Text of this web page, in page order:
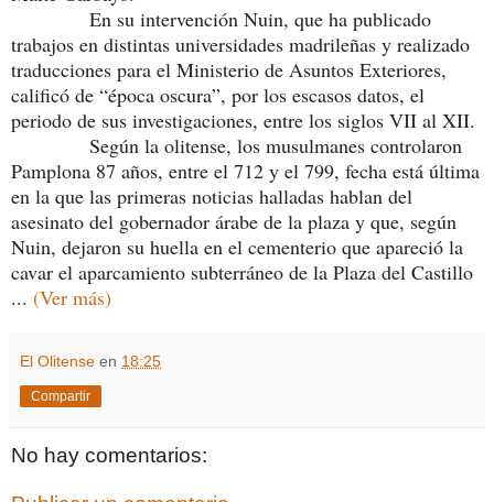
En su intervención Nuin, que ha publicado
trabajos en distintas universidades madrileñas y realizado
traducciones para el Ministerio de Asuntos Exteriores,
calificó de “época oscura”, por los escasos datos, el
periodo de sus investigaciones, entre los siglos VII al XII.
Según la olitense, los musulmanes controlaron
Pamplona 87 años, entre el 712 y el 799, fecha está última
en la que las primeras noticias halladas hablan del
asesinato del gobernador árabe de la plaza y que, según
Nuin, dejaron su huella en el cementerio que apareció la
cavar el aparcamiento subterráneo de la Plaza del Castillo
... (Ver más)
El Olitense en 18:25
Compartir
No hay comentarios: